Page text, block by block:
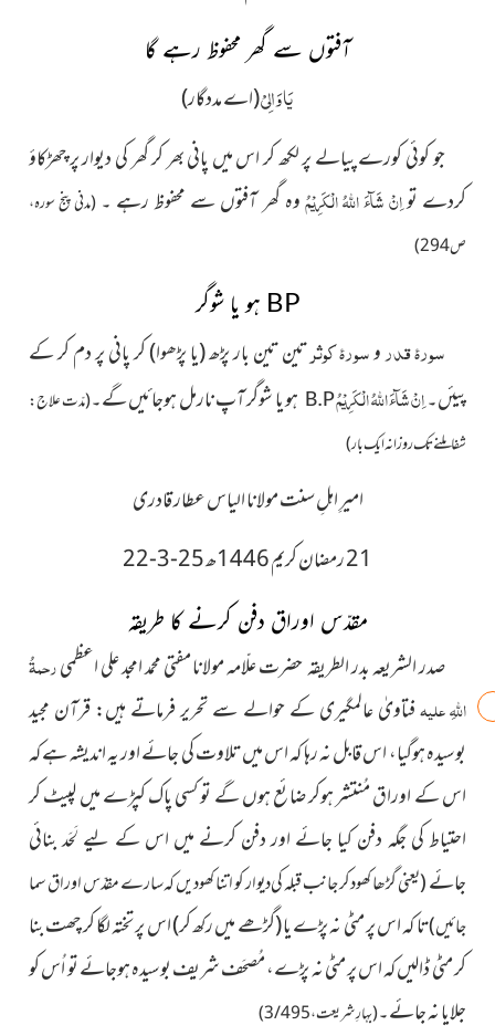
آفتوں سے گھر محفوظ رہے گا
یَا وَالِیْ(اے مددگار)
جو کوئی کورے پیالے پر لکھ کر اس میں پانی بھر کر گھر کی دیوار پر چھڑکاؤ
کردے تواِنْ شَآءَ اللّٰہُ الْکَرِیْمُوہ گھر آفتوں سے محفوظ رہے ۔ (مدنی پنج سورہ،
ص 294)
BP ہو یا شوگر
سورۂ قدروسورۂ کوثرتین تین بار پڑھ (یا پڑھوا) کر پانی پر دم کر کے
پیئں۔اِنْ شَآءَ اللّٰہُ الْکَرِیْمُB.P ہو یا شوگر آپ نارمل ہوجائیں گے۔(مدّت علاج:
شفا ملنے تک روزانہ ایک بار)
امیرِ اہلِ سنت مولانا الیاس عطار قادری
21 رمضان کریم 1446ھ 25-3-22
مقدّس اوراق دفن کرنے کا طریقہ
صدر الشریعہ بدر الطریقہ حضرت علّامہ مولانا مفتی محمد امجد علی اعظمیرحمۃُ
اللہِ علیہفتاویٰ عالمگیری کے حوالے سے تحریر فرماتے ہیں: قرآن مجید
بوسیدہ ہوگیا، اس قابل نہ رہا کہ اس میں تلاوت کی جائے اور یہ اندیشہ ہے کہ
اس کے اوراق مُنتشر ہوکر ضائع ہوں گے تو کسی پاک کپڑے میں لپیٹ کر
احتیاط کی جگہ دفن کیا جائے اور دفن کرنے میں اس کے لیے لَحَد بنائی
جائے(یعنی گڑھا کھود کر جانب قبلہ کی دیوار کو اتنا کھودیں کہ سارے مقدّس اوراق سما
جائیں)تا کہ اس پر مٹی نہ پڑے یا (گڑھے میں رکھ کر) اس پر تختہ لگا کر چھت بنا
کر مٹی ڈالیں کہ اس پر مٹی نہ پڑے، مُصحَف شریف بوسیدہ ہوجائے تو اُس کو
جلایا نہ جائے۔(بہارِ شریعت، 3/495)